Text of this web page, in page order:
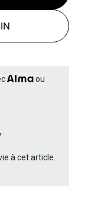
ou
à cet article.